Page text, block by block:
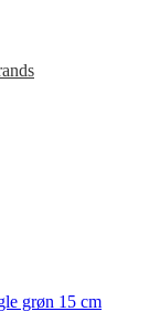
grøn 15 cm